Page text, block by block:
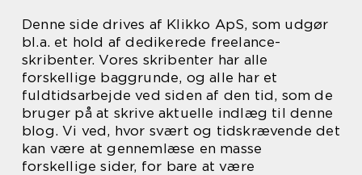
Denne side drives af Klikko ApS, som udgør
bl.a. et hold af dedikerede freelance-
skribenter. Vores skribenter har alle
forskellige baggrunde, og alle har et
fuldtidsarbejde ved siden af den tid, som de
bruger på at skrive aktuelle indlæg til denne
blog. Vi ved, hvor svært og tidskrævende det
kan være at gennemlæse en masse
forskellige sider, for bare at være